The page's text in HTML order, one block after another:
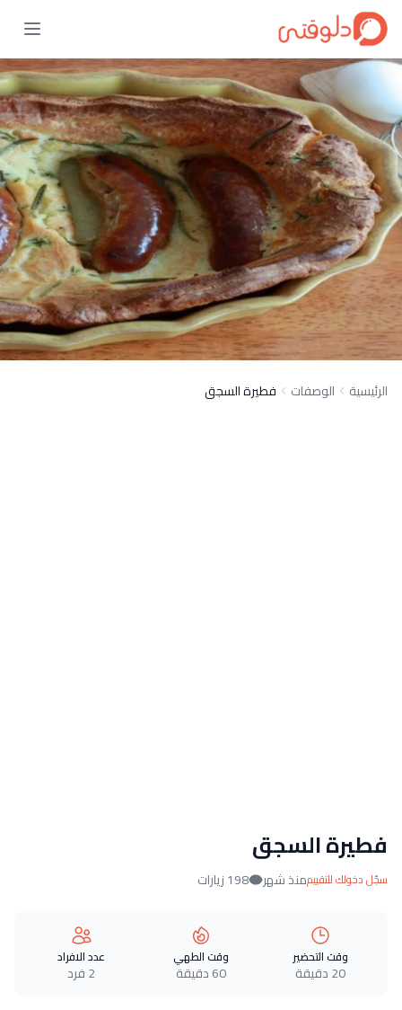
الرئيسية الوصفات فطيرة السجق
فطيرة السجق
سجّل دخولك للتقييممنذ شهر 198 زيارات
وقت التحضير
20 دقيقة
وقت الطهي
60 دقيقة
عدد الافراد
2 فرد